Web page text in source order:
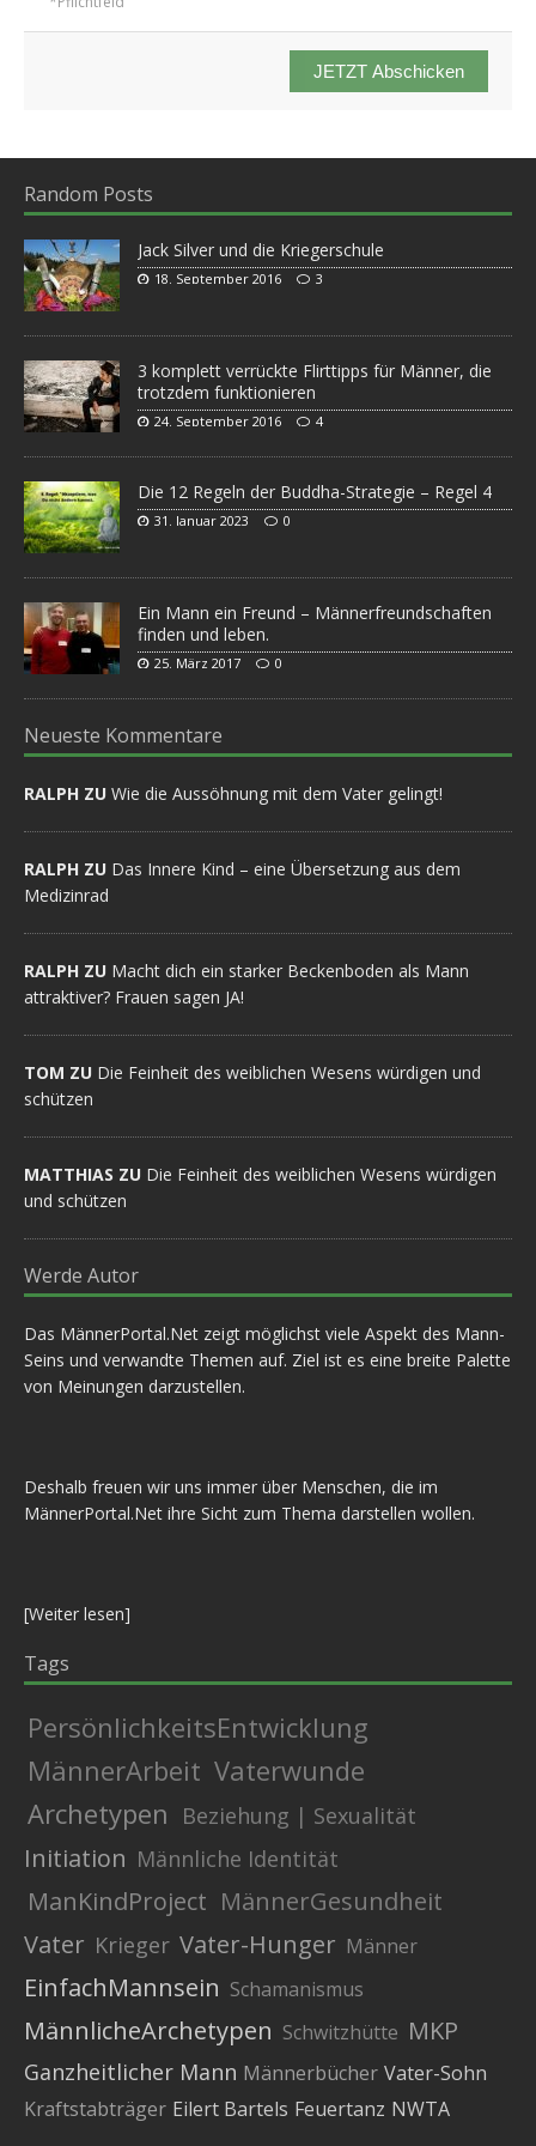
JETZT Abschicken
Random Posts
Jack Silver und die Kriegerschule
18. September 2016 3
3 komplett verrückte Flirttipps für Männer, die
trotzdem funktionieren
24. September 2016 4
Die 12 Regeln der Buddha-Strategie – Regel 4
31. Januar 2023 0
Ein Mann ein Freund – Männerfreundschaften
finden und leben.
25. März 2017 0
Neueste Kommentare
RALPH ZU Wie die Aussöhnung mit dem Vater gelingt!
RALPH ZU Das Innere Kind – eine Übersetzung aus dem
Medizinrad
RALPH ZU Macht dich ein starker Beckenboden als Mann
attraktiver? Frauen sagen JA!
TOM ZU Die Feinheit des weiblichen Wesens würdigen und
schützen
MATTHIAS ZU Die Feinheit des weiblichen Wesens würdigen
und schützen
Werde Autor
Das MännerPortal.Net zeigt möglichst viele Aspekt des Mann-
Seins und verwandte Themen auf. Ziel ist es eine breite Palette
von Meinungen darzustellen.
Deshalb freuen wir uns immer über Menschen, die im
MännerPortal.Net ihre Sicht zum Thema darstellen wollen.
[Weiter lesen]
Tags
PersönlichkeitsEntwicklung
MännerArbeit Vaterwunde
Archetypen
Beziehung | Sexualität
Initiation Männliche Identität
ManKindProject MännerGesundheit
Vater Krieger Vater-Hunger Männer
EinfachMannsein Schamanismus
MännlicheArchetypen Schwitzhütte MKP
Ganzheitlicher Mann Männerbücher Vater-Sohn
Kraftstabträger Eilert Bartels Feuertanz NWTA